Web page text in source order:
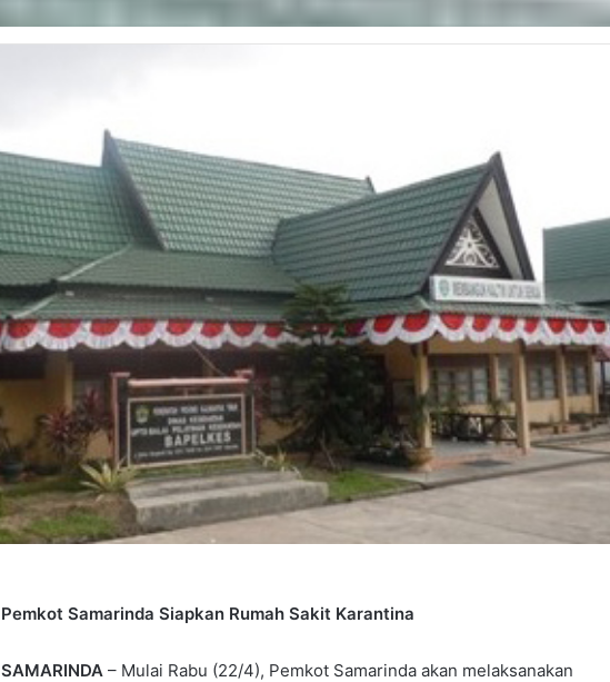
Pemkot Samarinda Siapkan Rumah Sakit Karantina
SAMARINDA – Mulai Rabu (22/4), Pemkot Samarinda akan melaksanakan